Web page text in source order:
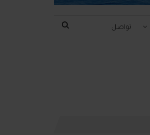
تواصل